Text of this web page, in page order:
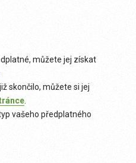
můžete jej získat
skončilo, můžete si jej
vašeho předplatného